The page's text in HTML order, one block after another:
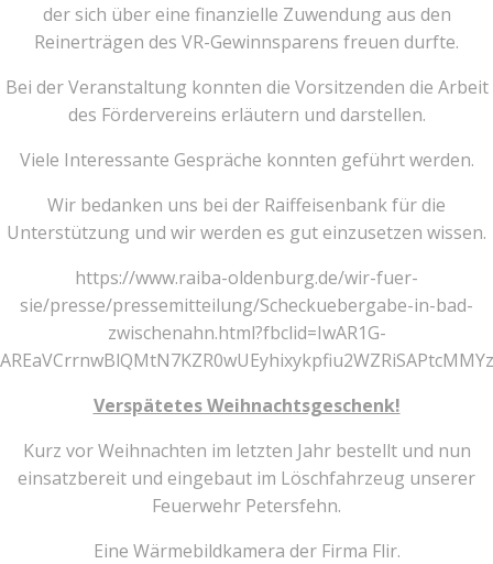
der sich über eine finanzielle Zuwendung aus den
Reinerträgen des VR-Gewinnsparens freuen durfte.
Bei der Veranstaltung konnten die Vorsitzenden die Arbeit
des Fördervereins erläutern und darstellen.
Viele Interessante Gespräche konnten geführt werden.
Wir bedanken uns bei der Raiffeisenbank für die
Unterstützung und wir werden es gut einzusetzen wissen.
https://www.raiba-oldenburg.de/wir-fuer-
sie/presse/pressemitteilung/Scheckuebergabe-in-bad-
zwischenahn.html?fbclid=IwAR1G-
Verspätetes Weihnachtsgeschenk!
Kurz vor Weihnachten im letzten Jahr bestellt und nun
einsatzbereit und eingebaut im Löschfahrzeug unserer
Feuerwehr Petersfehn.
Eine Wärmebildkamera der Firma Flir.